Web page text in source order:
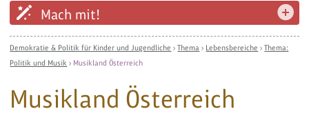
Mach mit!
Demokratie & Politik für Kinder und Jugendliche ›Thema › Lebensbereiche ›Thema:
Politik und Musik › Musikland Österreich
Musikland Österreich